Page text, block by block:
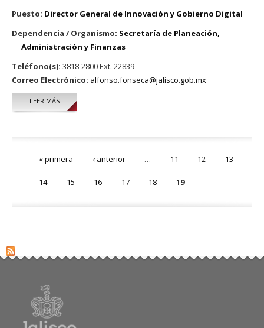
Puesto: Director General de Innovación y Gobierno Digital
Dependencia / Organismo: Secretaría de Planeación,
Administración y Finanzas
Teléfono(s): 3818-2800 Ext. 22839
Correo Electrónico: alfonso.fonseca@jalisco.gob.mx
LEER MÁSSOBRE JOSÉ ALFONSO FONSECA GARCÍA
« primera ‹ anterior … 11 12 13
14 15 16 17 18 19